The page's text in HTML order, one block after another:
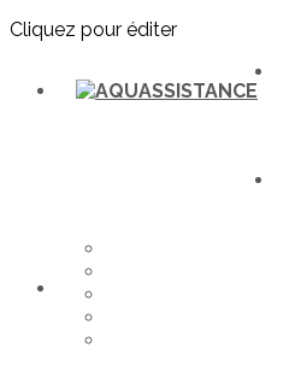
Cliquez pour éditer